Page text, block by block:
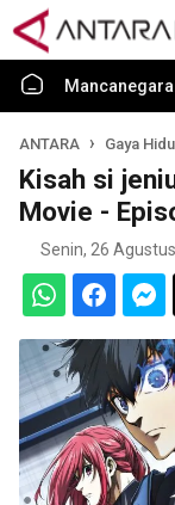
Mancanegara
ANTARA Gaya
Kisah si
Movie -
Senin, 26